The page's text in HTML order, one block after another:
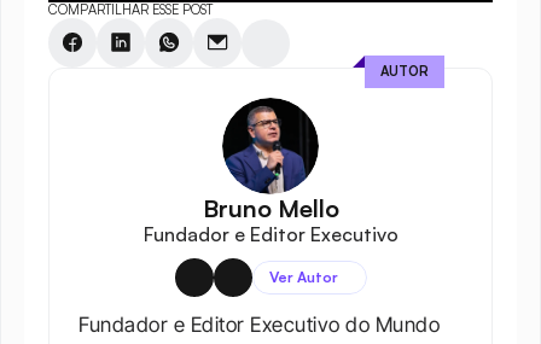
COMPARTILHAR ESSE POST
Bruno Mello
Fundador e Editor Executivo
Ver Autor
Fundador e Editor Executivo do Mundo
AUTOR